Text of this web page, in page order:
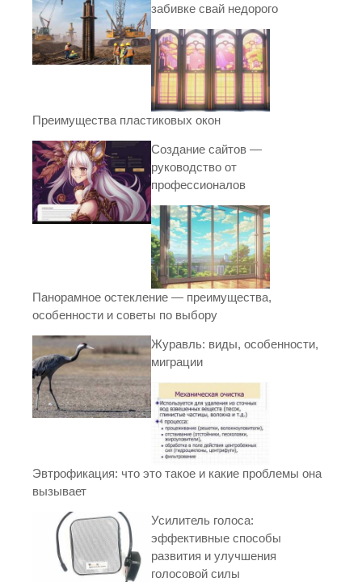
забивке свай недорого
Преимущества пластиковых окон
Создание сайтов —
руководство от
профессионалов
Панорамное остекление — преимущества,
особенности и советы по выбору
Журавль: виды, особенности,
миграции
Эвтрофикация: что это такое и какие проблемы она
вызывает
Усилитель голоса:
эффективные способы
развития и улучшения
голосовой силы